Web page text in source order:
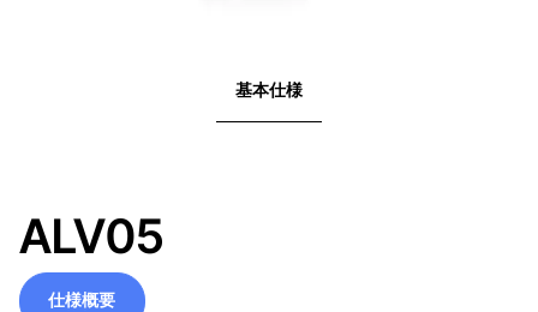
基本仕様
ALV05
仕様概要